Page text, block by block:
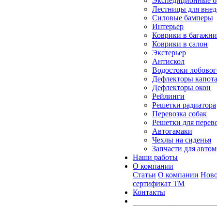
Лестницы для
Силовые бамперы
Интерьер
Коврики в
Коврики в салон
Экстерьер
Антискол
Водостоки
Дефлекторы капота
Дефлекторы окон
Рейлинги
Решетки радиатора
Перевозка собак
Решетки для
Автогамаки
Чехлы на сиденья
Запчасти для
Наши работы
О компании
Статьи О компании
сертификат ТМ
Контакты